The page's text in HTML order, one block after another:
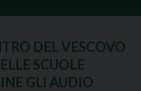
DEL VESCOVO
SCUOLE
GLI AUDIO